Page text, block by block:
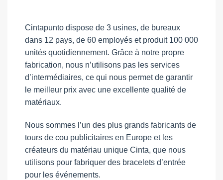
Cintapunto dispose de 3 usines, de bureaux
dans 12 pays, de 60 employés et produit 100 000
unités quotidiennement. Grâce à notre propre
fabrication, nous n’utilisons pas les services
d’intermédiaires, ce qui nous permet de garantir
le meilleur prix avec une excellente qualité de
matériaux.
Nous sommes l’un des plus grands fabricants de
tours de cou publicitaires en Europe et les
créateurs du matériau unique Cinta, que nous
utilisons pour fabriquer des bracelets d’entrée
pour les événements.